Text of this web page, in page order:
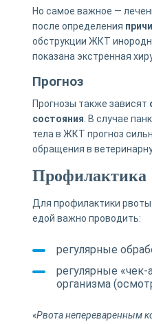
Но самое важное —
после определения
обструкции ЖКТ
показана экстренная
Прогноз
Прогнозы также зависят
состояния . В случае
тела в ЖКТ прогноз
обращения в
Профилактика
Для профилактики
едой важно проводить:
регулярные
регулярные
организма
«Рвота непереваренным